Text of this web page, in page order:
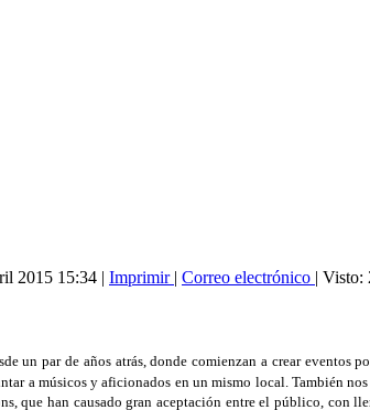
2015 15:34 | Imprimir | Correo electrónico | Visto:
un par de años atrás, donde comienzan a crear
a músicos y aficionados en un mismo local. También
que han causado gran aceptación entre el público, con